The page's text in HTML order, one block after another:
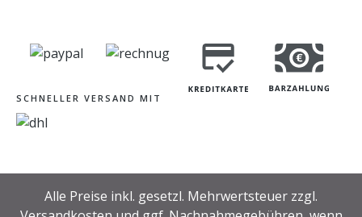
SCHNELLER VERSAND MIT
Alle Preise inkl. gesetzl. Mehrwertsteuer zzgl.